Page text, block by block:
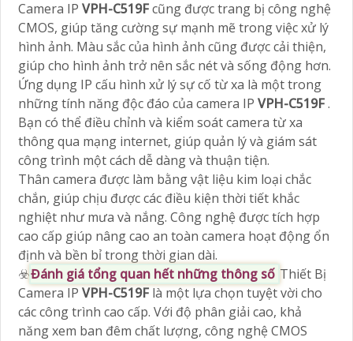
Camera IP VPH-C519Fcũng được trang bị công nghệ
CMOS, giúp tăng cường sự mạnh mẽ trong việc xử lý
hình ảnh. Màu sắc của hình ảnh cũng được cải thiện,
giúp cho hình ảnh trở nên sắc nét và sống động hơn.
Ứng dụng IP cấu hình xử lý sự cố từ xa là một trong
những tính năng độc đáo của camera IP VPH-C519F.
Bạn có thể điều chỉnh và kiểm soát camera từ xa
thông qua mạng internet, giúp quản lý và giám sát
công trình một cách dễ dàng và thuận tiện.
Thân camera được làm bằng vật liệu kim loại chắc
chắn, giúp chịu được các điều kiện thời tiết khắc
nghiệt như mưa và nắng. Công nghệ được tích hợp
cao cấp giúp nâng cao an toàn camera hoạt động ổn
định và bền bỉ trong thời gian dài.
☣️Đánh giá tổng quan hết những thông số Thiết Bị
Camera IP VPH-C519F là một lựa chọn tuyệt vời cho
các công trình cao cấp. Với độ phân giải cao, khả
năng xem ban đêm chất lượng, công nghệ CMOS